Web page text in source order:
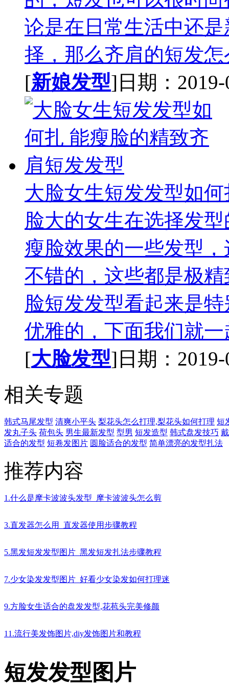
论是在日常生活中还
择，那么齐肩的短发
[新娘发型]日期：2019-
大脸女生短发发型如
脸大的女生在选择发
瘦脸效果的一些发型
不错的，这些都是极
脸短发发型看起来是
优雅的，下面我们就一
[大脸发型]日期：2019-
相关专题
韩式马尾发型 清爽小平头 梨花头怎么打理,梨花头如何打理 短
发丸子头 荷包头 男生最新发型 型男 短发造型 韩式盘发技巧
适合的发型 短卷发图片 圆脸适合的发型 简单漂亮的发型扎法
推荐内容
1.什么是摩卡波波头发型_摩卡波波头怎么剪
3.直发器怎么用_直发器使用步骤教程
5.黑发短发发型图片_黑发短发扎法步骤教程
7.少女染发发型图片_好看少女染发如何打理迷
9.方脸女生适合的盘发发型,花苞头完美修颜
11.流行美发饰图片,diy发饰图片和教程
短发发型图片